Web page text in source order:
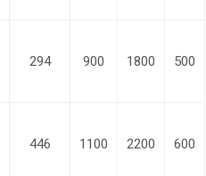
294 900 1800 500
446 1100 2200 600